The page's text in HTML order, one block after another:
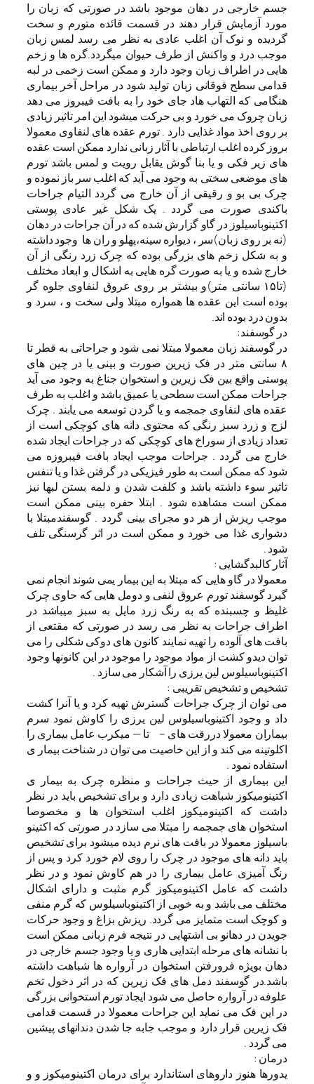
جسم خارجی در دهان موجود باشد در صورتی که زبان را
مورد آزمایش قرار دهند در قسمت قائده متورم و سخت
گردیده و نوک آن اغلب عادی به نظر می رسد لمس زبان
موجب درد و واکنش از طرف حیوان میگردد.گره ها و زخم
هایی در اطراف زبان وجود دارد و ممکن است زخمی در لبه
قدامی سطح فوقانی زبان تولید شود در مراحل آخر بیماری
هنگامی که التهاب هاد جای خود را به بافت فیبروز می دهد
زبان چروک می خورد و بی حرکت میشود این امر تاثیر زیادی
بر روی اخذ مواد غذایی دارد . تورم عقده های لنفاوی معمولا
بروز کرده اغلب ارتباطی با آثار زبانی ندارد ممکن است عقده
های زیر فکی و یا بنا گوش یقابل رویت و لمس باشد تورم
های موضعی سختی به وجود می آید که اغلب سر باز نموده و
چرک بی بو و رقیقی از آن خارج می گردد التیام جراحات
باکندی صورت می گردد . یک شکل غیر عادی پوستی
اکتینوباسیلوز در گاو گزارش شده که در آن جراحات در دهان
(نه بر روی زبان)سر ، دیواره سینه،پهلو و ران ها وجود داشته
و به شکل زخم های بزرگی بوده که چرک زرد رنگی از آن
خارج شده و یا به صورت گره هایی به اشکال و ابعاد مختلف
(تا۱۵ سانتی متر)و بیشتر بر روی عروق لنفاوی جلوه گر
بوده است این عقده ها همواره مبتلا ولی سخت و ، سرد و
بدون درد بوده اند.
در گوسفند:
در گوسفند زبان معمولا مبتلا نمی شود و جراحاتی به قطر تا
۸ سانتی متر در فک زیرین صورت و بینی یا در چین های
پوستی واقع بین فک زیرین و استخوان جناغ به وجود می آید
جراحات ممکن است سطحی یا عمیق باشد و اغلب به طرف
عقده های لنفاوی جمجمه و یا گردن توسعه می یابند . چرک
لزج و زرد سبز رنگی که محتوی دانه های کوچکی است از
تعداد زیادی از سوراخ های کوچکی که در جراحات ایجاد شده
خارج می گردد . جراحات موجب ایجاد بافت فیبروزه می
شود که ممکن است به طور فیزیکی در گرفتن غذا و یا تنفس
تاثیر سوء داشته باشد و کلفت شدن و دلمه بستن لبها نیز
ممکن است مشاهده شود . ابتلا حفره بینی ممکن است
موجب ریزش از هر دو مجرای بینی گردد . گوسفندمبتلا با
دشواری غذا می خورد و ممکن است در اثر گرسنگی تلف
شود .
آثار کالبدگشایی :
معمولا در گاو هایی که مبتلا به این بیمار یمی شوند انجام نمی
گیرد گوسفند تورم عروق لنفی و دومل هایی که حاوی چرک
غلیظ و چسبنده که به رنگ زرد مایل به سبز میباشد در
اطراف جراحات به نظر می رسد در صورتی که مقتعی از
بافت های آلوده را تهیه نمایند کانون های دوکی شکلی را می
توان دیدو کشت از مواد موجود را موجود در این کانونها وجود
اکتینوباسیلوس لین یرزی را آشکار می سازد .
تشخیص و تشخیص تقریبی :
می توان از چرک جراحات گسترش تهیه کرد و یا آنرا کشت
داد و وجود اکتینوباسیلوس لین یرزی را کاوش نمود سرم
بیماران معمولا دررقت های – تا — میکرب عامل بیماری را
اکلوتینه می کند و از این خاصیت می توان در شناخت بیمار ی
استفاده نمود .
این بیماری از حیث جراحات و منظره چرک به بیمار ی
اکتینومیکوز شباهت زیادی دارد و برای تشخیص باید در نظر
داشت که اکتینومیکوز اغلب استخوان ها و مخصوصا
استخوان های جمجمه را مبتلا می سازد در صورتی که اکتینو
باسیلوز معمولا در بافت های نرم دیده میشود برای تشخیص
باید دانه های موجود در چرک را روی لام خورد کرد و پس از
رنگ آمیزی عامل بیماری را در هم کاوش نمود و در نظر
داشت که عامل اکتینومیکوز گرم مثبت و دارای اشکال
مختلف می باشد و به خوبی از اکتینوباسیلوس که گرم منفی
و کوچک است متمایز می گردد. ریزش بزاغ و وجود حرکات
جویدن در دهانو بی اشتهایی در نتیجه فرم زبانی ممکن است
با نشانه های مرحله ابتدایی هاری و یا وجود جسم خارجی در
دهان بویژه فرورفتن استخوان در آرواره ها شباهت داشته
باشد.در گوسفند دمل های فک زیرین که در اثر دخول تخم
علوفه در آرواره حاصل می شود ایجاد تورم استخوانی بزرگی
در این فک می نماید این جراحات معمولا در قسمت قدامی
فک زیرین قرار دارد و موجب جابه جا شدن دندانهای پیشین
می گردد .
درمان :
یدورها هنوز داروهای استاندارد برای درمان اکتینومیکوز و و